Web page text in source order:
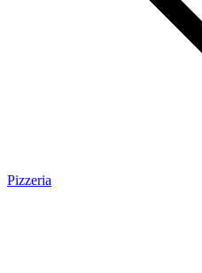
Pizzeria